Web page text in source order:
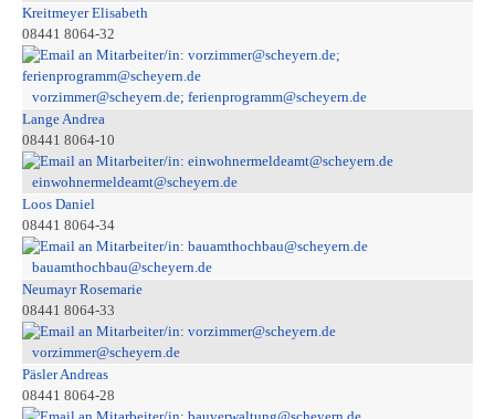
Kreitmeyer Elisabeth
08441 8064-32
vorzimmer@scheyern.de; ferienprogramm@scheyern.de
Lange Andrea
08441 8064-10
einwohnermeldeamt@scheyern.de
Loos Daniel
08441 8064-34
bauamthochbau@scheyern.de
Neumayr Rosemarie
08441 8064-33
vorzimmer@scheyern.de
Päsler Andreas
08441 8064-28